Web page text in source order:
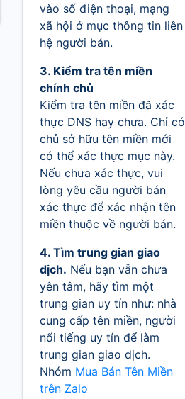
vào số điện thoại, mạng
xã hội ở mục thông tin liên
hệ người bán.
3. Kiểm tra tên miền
chính chủ
Kiểm tra tên miền đã xác
thực DNS hay chưa. Chỉ có
chủ sở hữu tên miền mới
có thể xác thực mục này.
Nếu chưa xác thực, vui
lòng yêu cầu người bán
xác thực để xác nhận tên
miền thuộc về người bán.
4. Tìm trung gian giao
dịch. Nếu bạn vẫn chưa
yên tâm, hãy tìm một
trung gian uy tín như: nhà
cung cấp tên miền, người
nổi tiếng uy tín để làm
trung gian giao dịch.
Nhóm Mua Bán Tên Miền
trên Zalo